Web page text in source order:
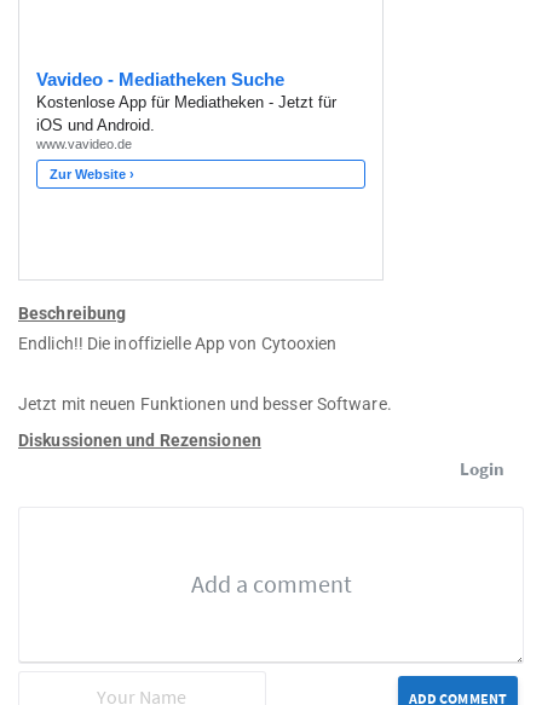
Beschreibung
Endlich!! Die inoffizielle App von Cytooxien
Jetzt mit neuen Funktionen und besser Software.
Diskussionen und Rezensionen
Login
ADD COMMENT